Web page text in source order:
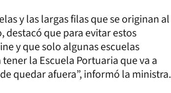
y las largas filas que se originan al
destacó que para evitar estos
y que solo algunas escuelas
la Escuela Portuaria que va a
quedar afuera”, informó la ministra.